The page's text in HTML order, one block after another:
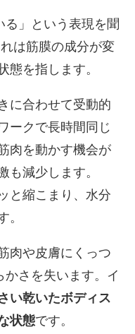
る」という表現を聞
は筋膜の成分が変
態を指します。
に合わせて受動的
ークで長時間同じ
肉を動かす機会が
も減少します。
と縮こまり、水分
。
肉や皮膚にくっつ
さを失います。イ
い乾いたボディス
状態です。